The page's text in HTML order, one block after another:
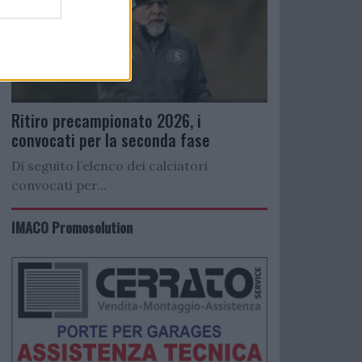
Ritiro precampionato 2026, i
convocati per la seconda fase
Di seguito l’elenco dei calciatori
convocati per...
IMACO Promosolution